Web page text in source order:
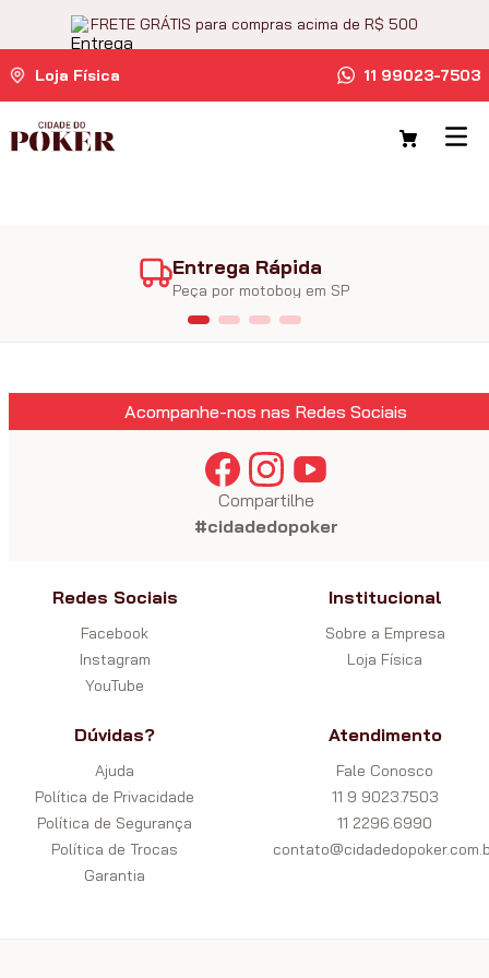
FRETE GRÁTIS para compras acima de R$ 500
Loja Física 11 99023-7503
Entrega Rápida
Peça por motoboy em SP
Acompanhe-nos nas Redes Sociais
Compartilhe
#cidadedopoker
Redes Sociais
Facebook
Instagram
YouTube
Institucional
Sobre a Empresa
Loja Física
Dúvidas?
Ajuda
Política de Privacidade
Política de Segurança
Política de Trocas
Garantia
Atendimento
Fale Conosco
11 9 9023.7503
11 2296.6990